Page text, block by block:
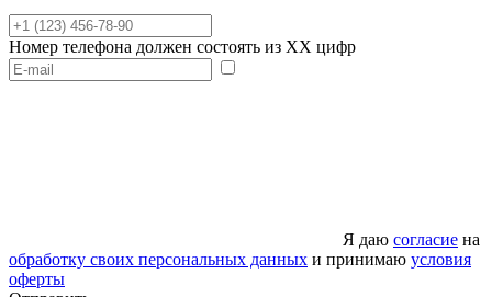
Номер телефона должен состоять из XX цифр
Я даю согласие на
обработку своих персональных данных и принимаю условия
оферты